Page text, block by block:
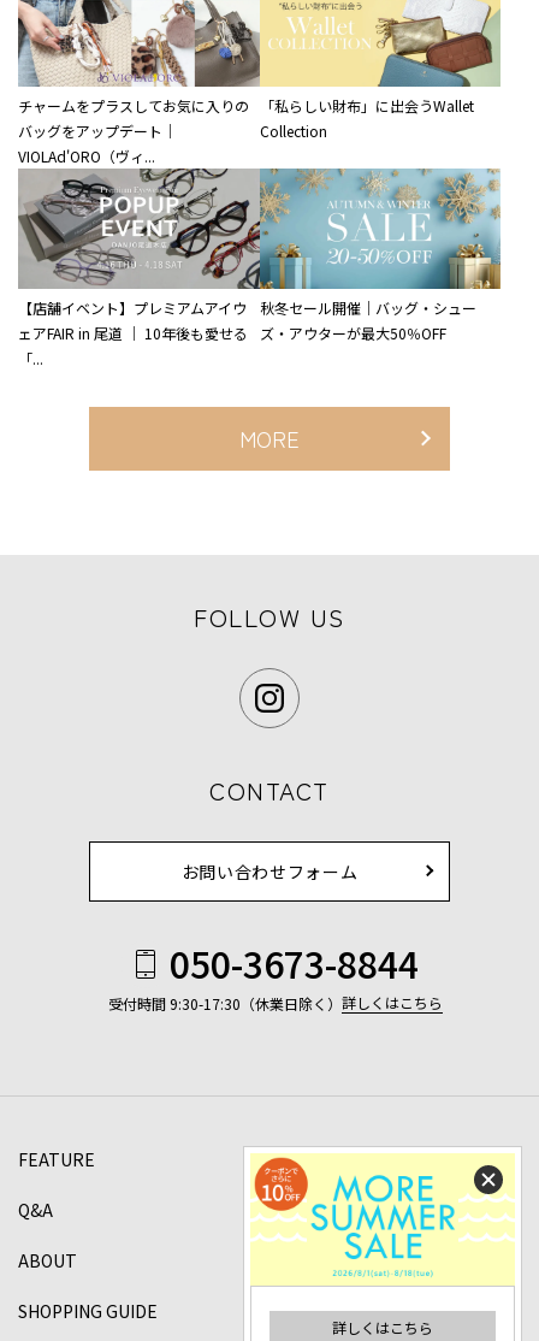
詳しくはこちら
チャームをプラスしてお気に入りの
バッグをアップデート｜
VIOLAd'ORO（ヴィ...
「私らしい財布」に出会うWallet
Collection
【店舗イベント】プレミアムアイウ
ェアFAIR in 尾道 ｜ 10年後も愛せる
「...
秋冬セール開催｜バッグ・シュー
ズ・アウターが最大50％OFF
MORE
FOLLOW US
CONTACT
お問い合わせフォーム
050-3673-8844
受付時間 9:30-17:30（休業日除く） 詳しくはこちら
FEATURE
Q&A
ABOUT
SHOPPING GUIDE